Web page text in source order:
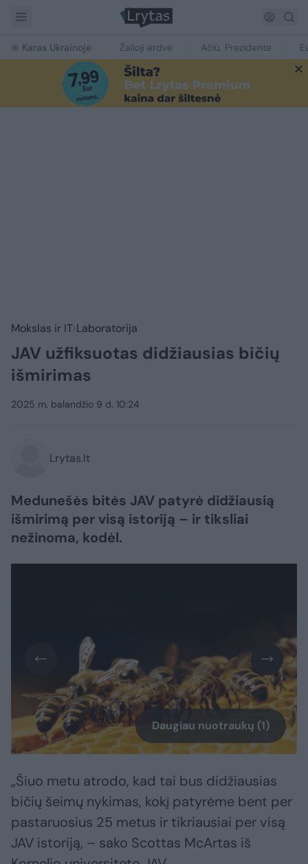
Karas Ukrainoje Žalioji erdvė Ačiū, Prezidente
Mokslas ir IT Laboratorija
JAV užfiksuotas didžiausias bičių
išmirimas
2025 m. balandžio 9 d. 10:24
Lrytas.lt
Medunešės bitės JAV patyrė didžiausią
išmirimą per visą istoriją – ir tiksliai
nežinoma, kodėl.
Daugiau nuotraukų (1)
„Šiuo metu atrodo, kad tai bus didžiausias
bičių šeimų nykimas, kokį patyrėme bent per
pastaruosius 25 metus ir tikriausiai per visą
JAV istoriją, – sako Scottas McArtas iš